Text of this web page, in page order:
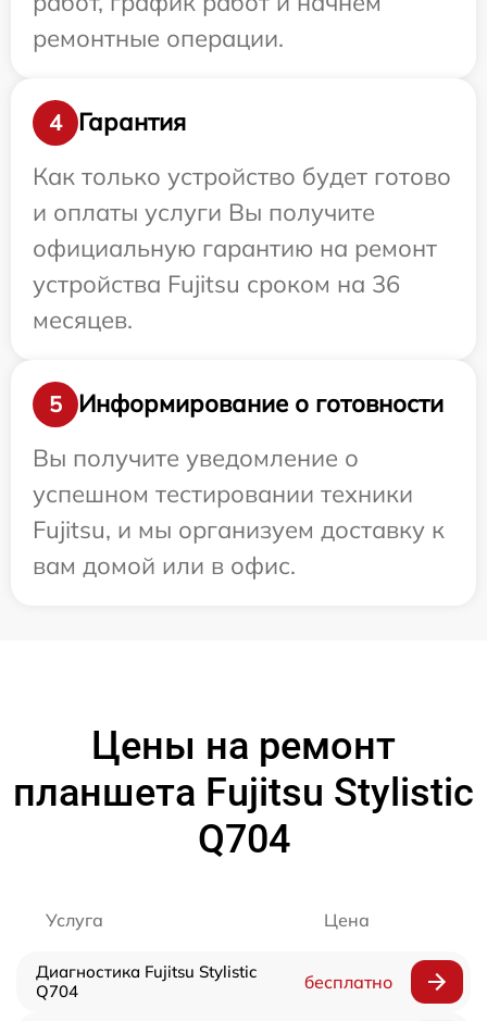
ремонтные операции.
4
Гарантия
Как только устройство будет готово
и оплаты услуги Вы получите
официальную гарантию на ремонт
устройства Fujitsu сроком на 36
месяцев.
5
Информирование о готовности
Вы получите уведомление о
успешном тестировании техники
Fujitsu, и мы организуем доставку к
вам домой или в офис.
Цены на ремонт
планшета Fujitsu Stylistic
Q704
Услуга Цена
Диагностика Fujitsu Stylistic
Q704
бесплатно